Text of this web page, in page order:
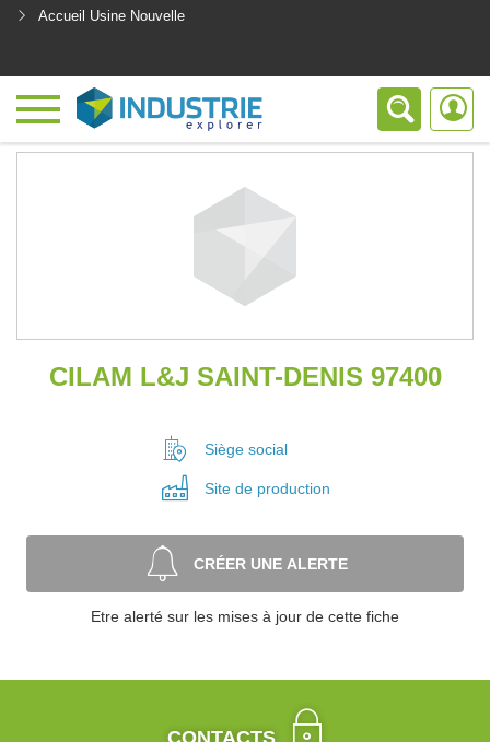
Accueil Usine Nouvelle
CILAM L&J SAINT-DENIS 97400
Siège social
Site de production
CRÉER UNE ALERTE
Etre alerté sur les mises à jour de cette fiche
CONTACTS